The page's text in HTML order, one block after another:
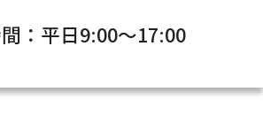
：平日9:00～17:00